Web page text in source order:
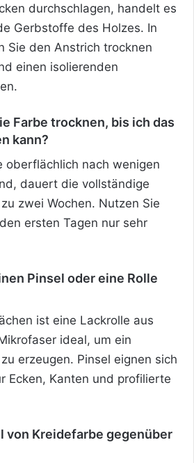
durchschlagen, handelt es
Gerbstoffe des Holzes. In
Sie den Anstrich trocknen
einen isolierenden
Farbe trocknen, bis ich das
kann?
oberflächlich nach wenigen
dauert die vollständige
zwei Wochen. Nutzen Sie
ersten Tagen nur sehr
Pinsel oder eine Rolle
ist eine Lackrolle aus
ideal, um ein
erzeugen. Pinsel eignen sich
Ecken, Kanten und profilierte
von Kreidefarbe gegenüber